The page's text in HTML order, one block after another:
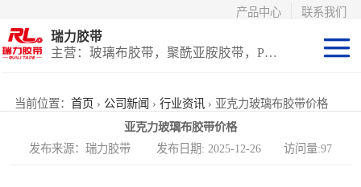
联系我们
产品中心
瑞力胶带
主营：玻璃布胶带，聚酰亚胺胶带，PET高温胶带，耐高温保护膜
当前位置： 首页 › 公司新闻 › 行业资讯 › 亚克力玻璃布胶带价格
亚克力玻璃布胶带价格
发布来源：瑞力胶带 发布日期: 2025-12-26 访问量:97
聚酰亚胺系列
玻璃布胶带（特